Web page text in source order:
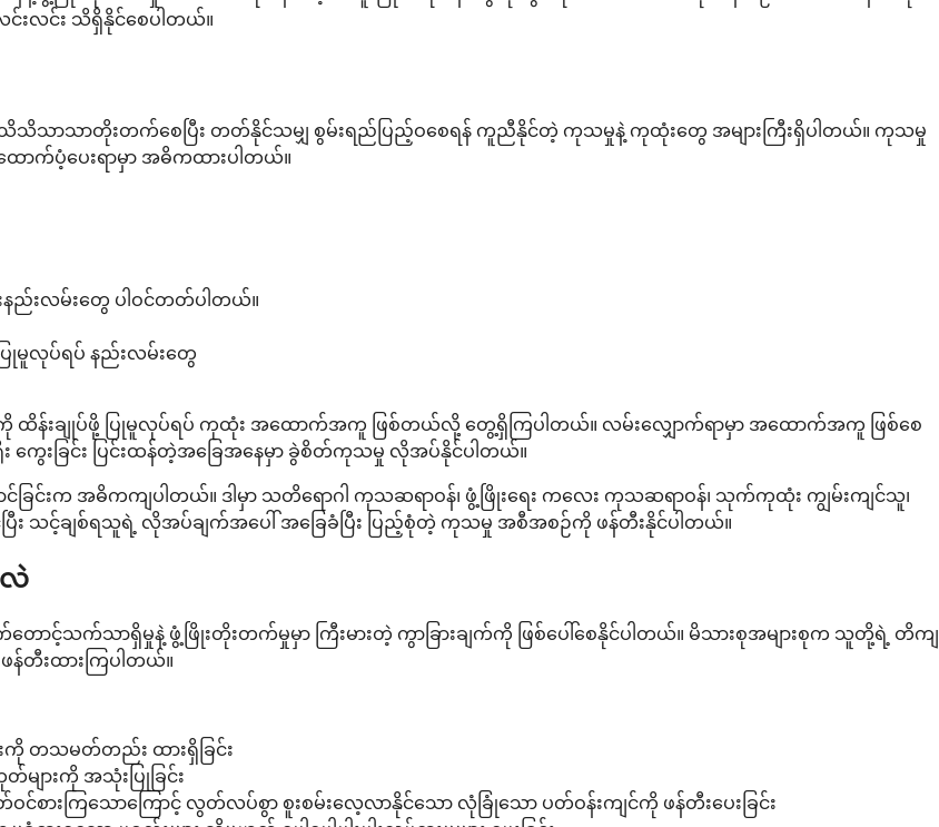
းလင်း သိရှိနိုင်စေပါတယ်။
သာသာတိုးတက်စေပြီး တတ်နိုင်သမျှ စွမ်းရည်ပြည့်ဝစေရန် ကူညီနိုင်တဲ့ ကုသမှုနဲ့ ကုထုံးတွေ အများကြီးရှိပါတယ်။ ကုသမှု
ောက်ပံ့ပေးရာမှာ အဓိကထားပါတယ်။
ည်းလမ်းတွေ ပါဝင်တတ်ပါတယ်။
ြုမူလုပ်ရပ် နည်းလမ်းတွေ
တွေကို ထိန်းချုပ်ဖို့ ပြုမူလုပ်ရပ် ကုထုံး အထောက်အကူ ဖြစ်တယ်လို့ တွေ့ရှိကြပါတယ်။ လမ်းလျှောက်ရာမှာ အထောက်အကူ ဖြစ်စေ
ကွေးခြင်း ပြင်းထန်တဲ့အခြေအနေမှာ ခွဲစိတ်ကုသမှု လိုအပ်နိုင်ပါတယ်။
ာင်ခြင်းက အဓိကကျပါတယ်။ ဒါမှာ သတိရောဂါ ကုသဆရာဝန်၊ ဖွံ့ဖြိုးရေး ကလေး ကုသဆရာဝန်၊ သုက်ကုထုံး ကျွမ်းကျင်သူ၊
ပြီး သင့်ချစ်ရသူရဲ့ လိုအပ်ချက်အပေါ် အခြေခံပြီး ပြည့်စုံတဲ့ ကုသမှု အစီအစဉ်ကို ဖန်တီးနိုင်ပါတယ်။
လဲ
ာင့်သက်သာရှိမှုနဲ့ ဖွံ့ဖြိုးတိုးတက်မှုမှာ ကြီးမားတဲ့ ကွာခြားချက်ကို ဖြစ်ပေါ်စေနိုင်ပါတယ်။ မိသားစုအများစုက သူတို့ရဲ့ တိကျ
တီးထားကြပါတယ်။
ကို တသမတ်တည်း ထားရှိခြင်း
ျားကို အသုံးပြုခြင်း
စားကြသောကြောင့် လွတ်လပ်စွာ စူးစမ်းလေ့လာနိုင်သော လုံခြုံသော ပတ်ဝန်းကျင်ကို ဖန်တီးပေးခြင်း